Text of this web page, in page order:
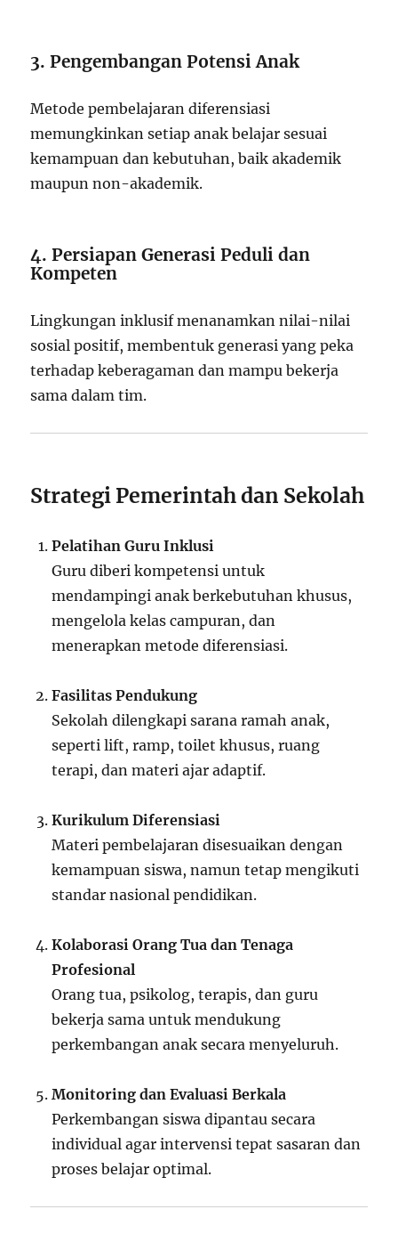
3. Pengembangan Potensi Anak
Metode pembelajaran diferensiasi
memungkinkan setiap anak belajar sesuai
kemampuan dan kebutuhan, baik akademik
maupun non-akademik.
4. Persiapan Generasi Peduli dan
Kompeten
Lingkungan inklusif menanamkan nilai-nilai
sosial positif, membentuk generasi yang peka
terhadap keberagaman dan mampu bekerja
sama dalam tim.
Strategi Pemerintah dan Sekolah
Pelatihan Guru Inklusi
Guru diberi kompetensi untuk
mendampingi anak berkebutuhan khusus,
mengelola kelas campuran, dan
menerapkan metode diferensiasi.
Fasilitas Pendukung
Sekolah dilengkapi sarana ramah anak,
seperti lift, ramp, toilet khusus, ruang
terapi, dan materi ajar adaptif.
Kurikulum Diferensiasi
Materi pembelajaran disesuaikan dengan
kemampuan siswa, namun tetap mengikuti
standar nasional pendidikan.
Kolaborasi Orang Tua dan Tenaga
Profesional
Orang tua, psikolog, terapis, dan guru
bekerja sama untuk mendukung
perkembangan anak secara menyeluruh.
Monitoring dan Evaluasi Berkala
Perkembangan siswa dipantau secara
individual agar intervensi tepat sasaran dan
proses belajar optimal.